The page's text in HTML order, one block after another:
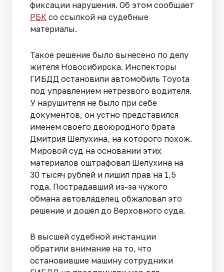
фиксации нарушения. Об этом сообщает
РБК со ссылкой на судебные
материалы.
Такое решение было вынесено по делу
жителя Новосибирска. Инспекторы
ГИБДД остановили автомобиль Toyota
под управлением нетрезвого водителя.
У нарушителя не было при себе
документов, он устно представился
именем своего двоюродного брата
Дмитрия Шелухина, на которого похож.
Мировой суд на основании этих
материалов оштрафовал Шелухина на
30 тысяч рублей и лишил прав на 1,5
года. Пострадавший из-за чужого
обмана автовладелец обжаловал это
решение и дошёл до Верховного суда.
В высшей судебной инстанции
обратили внимание на то, что
остановившие машину сотрудники